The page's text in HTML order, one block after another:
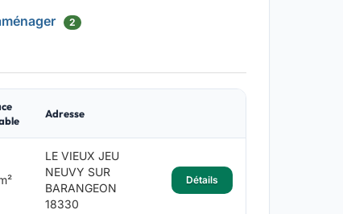
2
Adresse
LE VIEUX JEU
NEUVY SUR
BARANGEON
18330
Détails